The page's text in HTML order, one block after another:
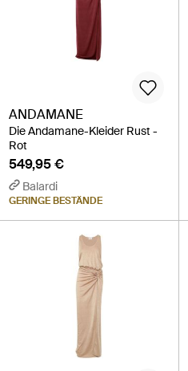
ANDAMANE
Die Andamane-Kleider Rust -
Rot
549,95 €
Balardi
GERINGE BESTÄNDE